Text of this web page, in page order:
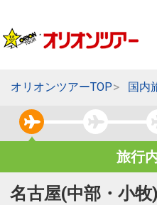
オリオンツアーTOP 国内
旅行
名古屋(中部・小